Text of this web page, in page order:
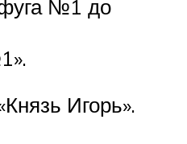
№1 до
Игорь».